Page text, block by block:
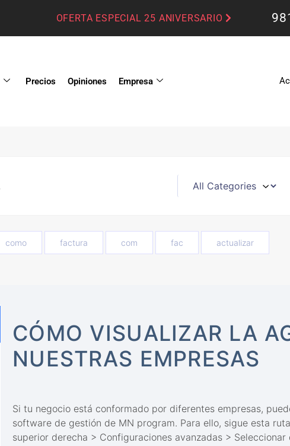
OFERTA ESPECIAL 25 ANIVERSARIO
Precios Opiniones Empresa
como factura com fac actualizar
CÓMO VISUALIZAR LA
NUESTRAS EMPRESAS
Si tu negocio está conformado por diferentes empresas,
software de gestión de MN program. Para ello, sigue esta
superior derecha > Configuraciones avanzadas >